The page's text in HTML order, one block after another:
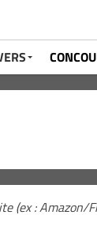
(ex : Amazon/